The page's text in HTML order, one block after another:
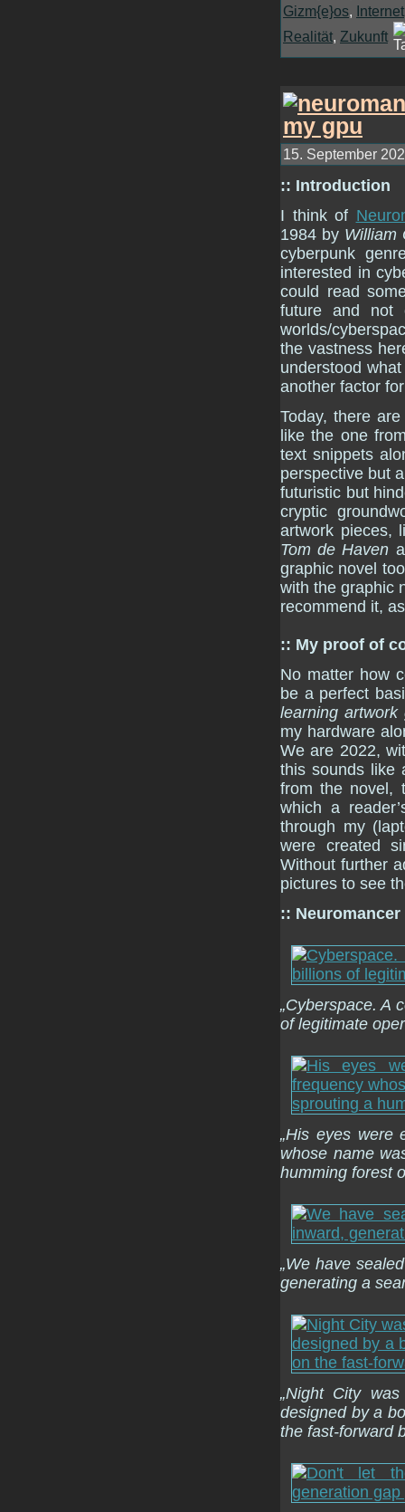
Gizm{e}os, Internet
Realität, Zukunft
15. September
:: Introduction
I think of
1984 by William
cyberpunk
interested in
could read
future and not
worlds/
the vastness
understood
another factor
Today, there
like the one
text snippets
perspective but
futuristic but
cryptic
artwork pieces,
Tom de Haven
graphic novel
with the graphic
recommend it,
:: My proof of
No matter how
be a perfect
learning artwork
my hardware
We are 2022,
this sounds like
from the novel,
which a
through my
were created
Without further
pictures to see
:: Neuromancer
„Cyberspace. A
of legitimate
„His eyes were
whose name
humming forest
„We have
generating a
„Night City
designed by a
the fast-forward